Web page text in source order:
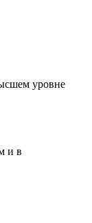
уровне
и в